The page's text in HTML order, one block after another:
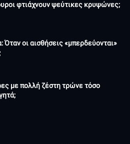
φτιάχνουν ψεύτικες κρυψώνες;
Όταν οι αισθήσεις «μπερδεύονται»
με πολλή ζέστη τρώνε τόσο